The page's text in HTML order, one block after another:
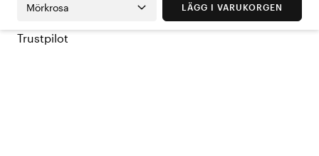
Mörkrosa LÄGG I VARUKORGEN
Trustpilot